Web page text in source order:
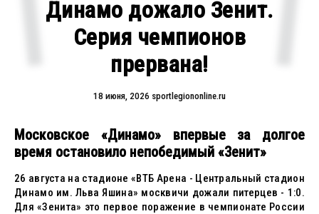
Динамо дожало Зенит.
Серия чемпионов
прервана!
18 июня, 2026 sportlegiononline.ru
Московское «Динамо» впервые за долгое
время остановило непобедимый «Зенит»
26 августа на стадионе «ВТБ Арена - Центральный стадион
Динамо им. Льва Яшина» москвичи дожали питерцев - 1:0.
Для «Зенита» это первое поражение в чемпионате России